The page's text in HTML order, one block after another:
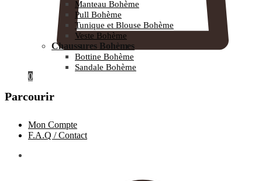
0
Manteau Bohème
Pull Bohème
Tunique et Blouse Bohème
Veste Bohème
Chaussures Bohèmes
Bottine Bohème
Sandale Bohème
Parcourir
Mon Compte
F.A.Q / Contact